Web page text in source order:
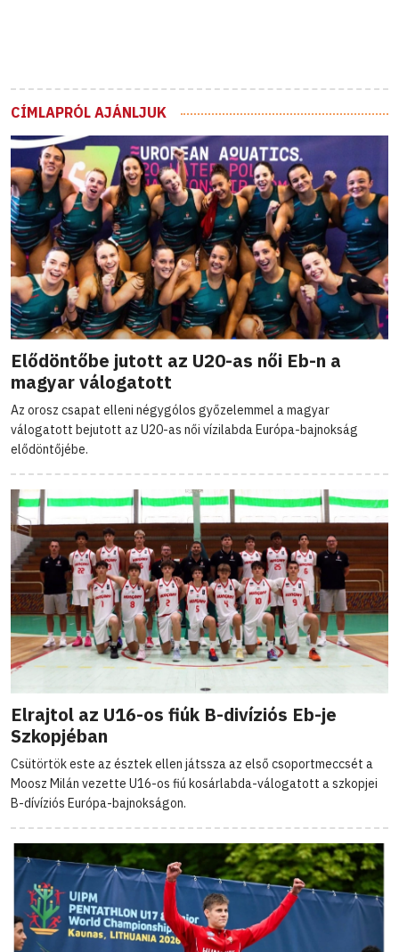
CÍMLAPRÓL AJÁNLJUK
Elődöntőbe jutott az U20-as női Eb-n a
magyar válogatott
Az orosz csapat elleni négygólos győzelemmel a magyar
válogatott bejutott az U20-as női vízilabda Európa-bajnokság
elődöntőjébe.
Elrajtol az U16-os fiúk B-divíziós Eb-je
Szkopjéban
Csütörtök este az észtek ellen játssza az első csoportmeccsét a
Moosz Milán vezette U16-os fiú kosárlabda-válogatott a szkopjei
B-dívíziós Európa-bajnokságon.